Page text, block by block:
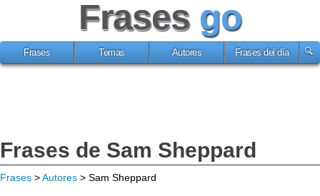
Frases go
Frases Temas Autores Frases del día
Frases de Sam Sheppard
Frases >Autores > Sam Sheppard